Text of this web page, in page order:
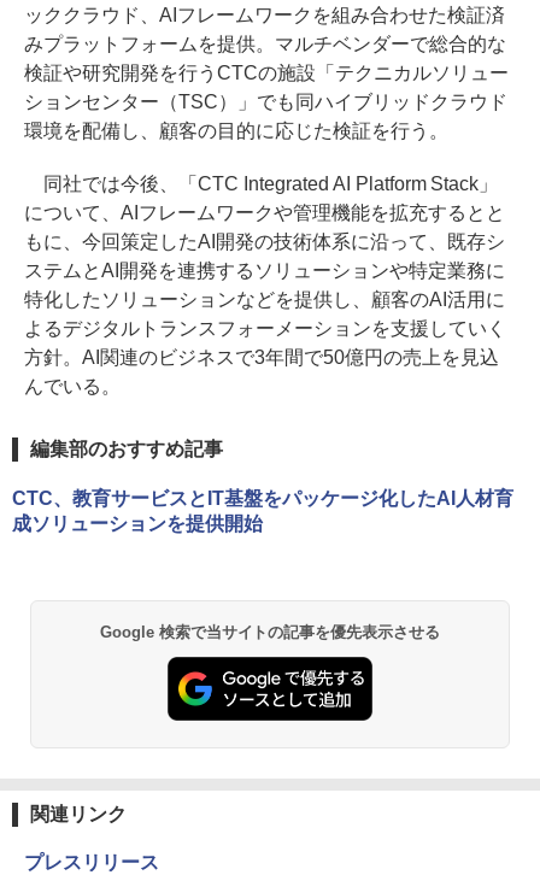
ッククラウド、AIフレームワークを組み合わせた検証済
みプラットフォームを提供。マルチベンダーで総合的な
検証や研究開発を行うCTCの施設「テクニカルソリュー
ションセンター（TSC）」でも同ハイブリッドクラウド
環境を配備し、顧客の目的に応じた検証を行う。
同社では今後、「CTC Integrated AI Platform Stack」
について、AIフレームワークや管理機能を拡充するとと
もに、今回策定したAI開発の技術体系に沿って、既存シ
ステムとAI開発を連携するソリューションや特定業務に
特化したソリューションなどを提供し、顧客のAI活用に
よるデジタルトランスフォーメーションを支援していく
方針。AI関連のビジネスで3年間で50億円の売上を見込
んでいる。
編集部のおすすめ記事
CTC、教育サービスとIT基盤をパッケージ化したAI人材育
成ソリューションを提供開始
Google 検索で当サイトの記事を優先表示させる
関連リンク
プレスリリース